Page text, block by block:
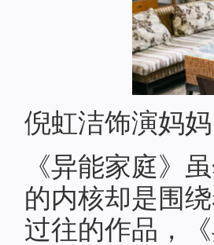
倪虹洁饰演妈妈
《异能家庭》
的内核却是围
过往的作品，